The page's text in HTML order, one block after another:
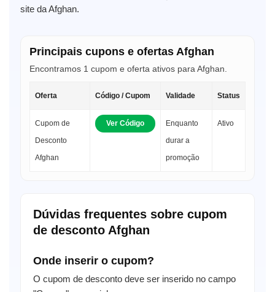
site da Afghan.
Principais cupons e ofertas Afghan
Encontramos 1 cupom e oferta ativos para Afghan.
Oferta Código / Cupom Validade Status
Cupom de
Desconto
Afghan
Ver Código
Enquanto
durar a
promoção
Ativo
Dúvidas frequentes sobre cupom
de desconto Afghan
Onde inserir o cupom?
O cupom de desconto deve ser inserido no campo